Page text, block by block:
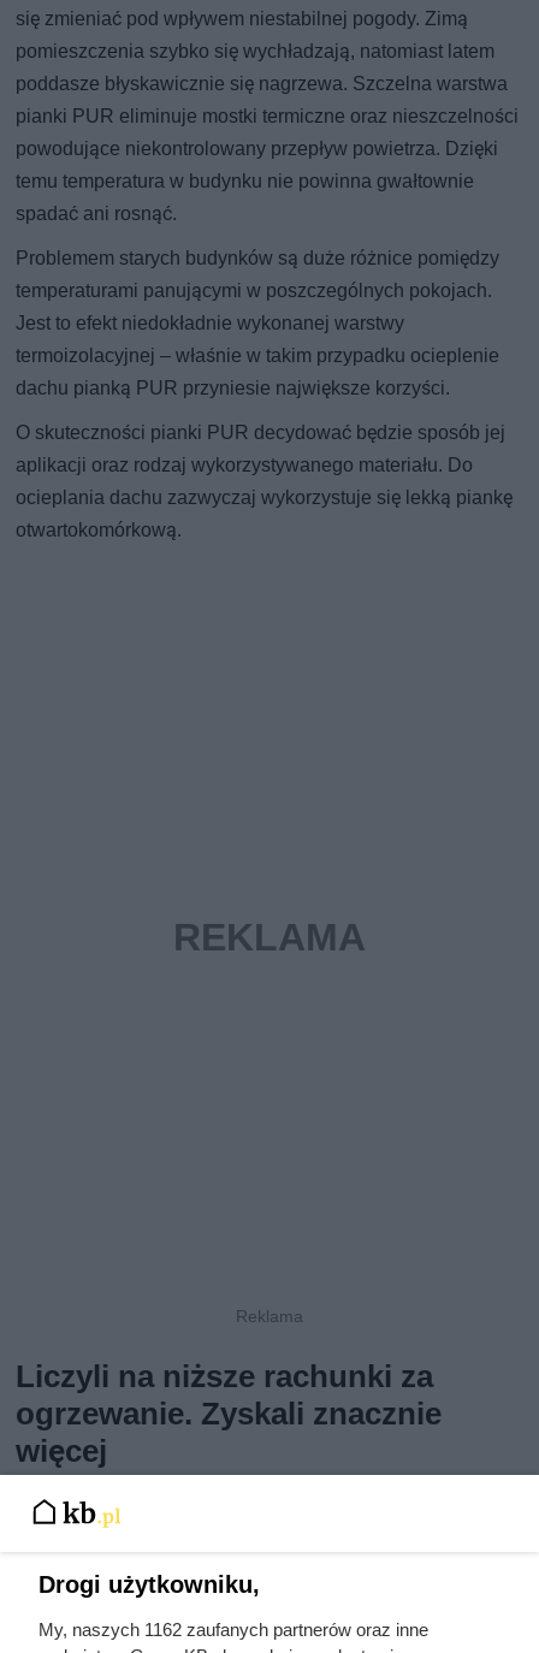
się zmieniać pod wpływem niestabilnej pogody. Zimą
pomieszczenia szybko się wychładzają, natomiast latem
poddasze błyskawicznie się nagrzewa. Szczelna warstwa
pianki PUR eliminuje mostki termiczne oraz nieszczelności
powodujące niekontrolowany przepływ powietrza. Dzięki
temu temperatura w budynku nie powinna gwałtownie
spadać ani rosnąć.
Problemem starych budynków są duże różnice pomiędzy
temperaturami panującymi w poszczególnych pokojach.
Jest to efekt niedokładnie wykonanej warstwy
termoizolacyjnej – właśnie w takim przypadku ocieplenie
dachu pianką PUR przyniesie największe korzyści.
O skuteczności pianki PUR decydować będzie sposób jej
aplikacji oraz rodzaj wykorzystywanego materiału. Do
ocieplania dachu zazwyczaj wykorzystuje się lekką piankę
otwartokomórkową.
Liczyli na niższe rachunki za
ogrzewanie. Zyskali znacznie
więcej
Wielu inwestorów decyduje się na ocieplenie budynku
pianką PUR przede wszystkim po to, by obniżyć koszty
odkrywa, że po przeprowadzeniu takiej modernizacji
warunki termiczne panujące wewnątrz domu ulegają
Drogi użytkowniku,
My, naszych 1162 zaufanych partnerów oraz inne